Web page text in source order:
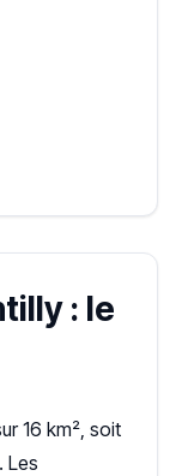
: le
16 km², soit
Les